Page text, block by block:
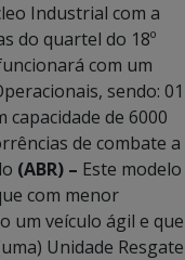
Industrial com a
do quartel do 18º
com um
sendo: 01
capacidade de 6000
de combate a
(ABR) – Este modelo
com menor
um veículo ágil e que
Unidade Resgate